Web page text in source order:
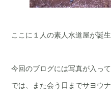
ここに１人の素人水道屋が誕
今回のブログには写真が入って
では、また会う日までサヨウナ